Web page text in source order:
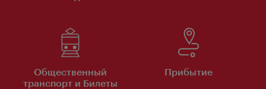
Общественный
транспорт и Билеты
Прибытие